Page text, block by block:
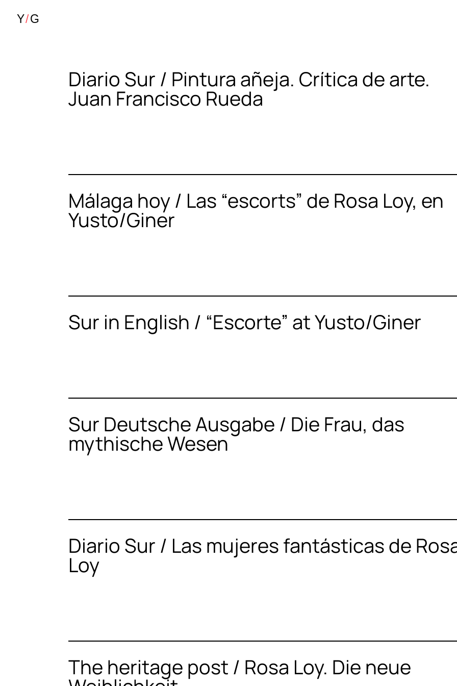
Diario Sur / Pintura añeja. Crítica de arte.
Juan Francisco Rueda
Málaga hoy / Las “escorts” de Rosa Loy, en
Yusto/Giner
Sur in English / “Escorte” at Yusto/Giner
Sur Deutsche Ausgabe / Die Frau, das
mythische Wesen
Diario Sur / Las mujeres fantásticas de
Loy
The heritage post / Rosa Loy. Die neue